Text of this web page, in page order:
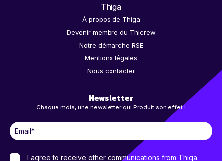
Thiga
À propos de Thiga
Devenir membre du Thicrew
Notre démarche RSE
Mentions légales
Nous contacter
Newsletter
Chaque mois, une newsletter qui Produit son effet !
I agree to receive other communications from Thiga.